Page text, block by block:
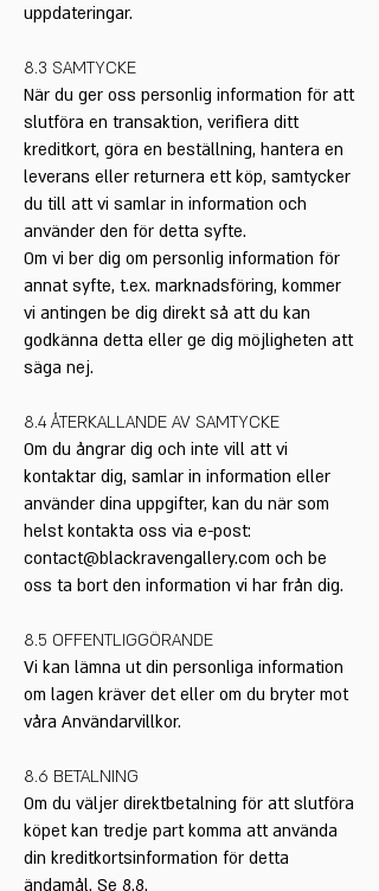
uppdateringar.
8.3 SAMTYCKE
När du ger oss personlig information för att
slutföra en transaktion, verifiera ditt
kreditkort, göra en beställning, hantera en
leverans eller returnera ett köp, samtycker
du till att vi samlar in information och
använder den för detta syfte.
Om vi ber dig om personlig information för
annat syfte, t.ex. marknadsföring, kommer
vi antingen be dig direkt så att du kan
godkänna detta eller ge dig möjligheten att
säga nej.
8.4 ÅTERKALLANDE AV SAMTYCKE
Om du ångrar dig och inte vill att vi
kontaktar dig, samlar in information eller
använder dina uppgifter, kan du när som
helst kontakta oss via e-post:
contact@blackravengallery.com och be
oss ta bort den information vi har från dig.
8.5 OFFENTLIGGÖRANDE
Vi kan lämna ut din personliga information
om lagen kräver det eller om du bryter mot
våra Användarvillkor.
8.6 BETALNING
Om du väljer direktbetalning för att slutföra
köpet kan tredje part komma att använda
din kreditkortsinformation för detta
ändamål. Se 8.8.